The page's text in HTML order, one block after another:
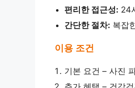
편리한 접근성: 24
간단한 절차: 복잡
이용 조건
기본 요건 – 사진